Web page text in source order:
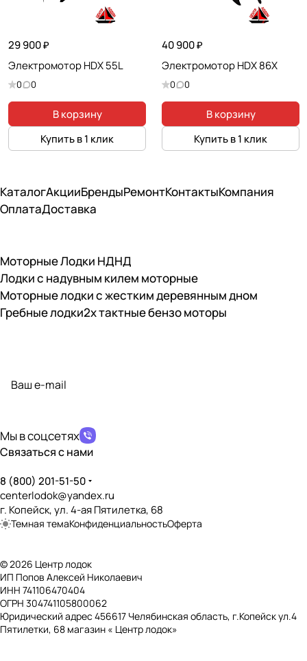
29 900 ₽
Электромотор HDX 55L
0 0
В корзину
Купить в 1 клик
40 900 ₽
Электромотор HDX 86X
0 0
В корзину
Купить в 1 клик
КаталогАкцииБрендыРемонтКонтактыКомпания
ОплатаДоставка
Моторные Лодки НДНД
Лодки с надувным килем моторные
Моторные лодки с жестким деревянным дном
Гребные лодки2х тактные бензо моторы
Мы в соцсетях
Связаться с нами
8 (800) 201-51-50
centerlodok@yandex.ru
г. Копейск, ул. 4-ая Пятилетка, 68
Темная темаКонфиденциальностьОферта
© 2026 Центр лодок
ИП Попов Алексей Николаевич
ИНН 741106470404
ОГРН 304741105800062
Юридический адрес 456617 Челябинская область, г.Копейск ул.4
Пятилетки, 68 магазин « Центр лодок»